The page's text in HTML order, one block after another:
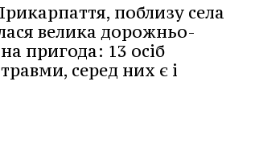
поблизу села
велика дорожньо-
пригода: 13 осіб
серед них є і